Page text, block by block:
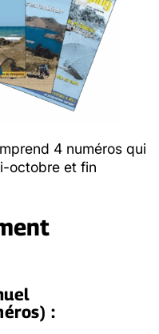
4 numéros qui
octobre et fin
: